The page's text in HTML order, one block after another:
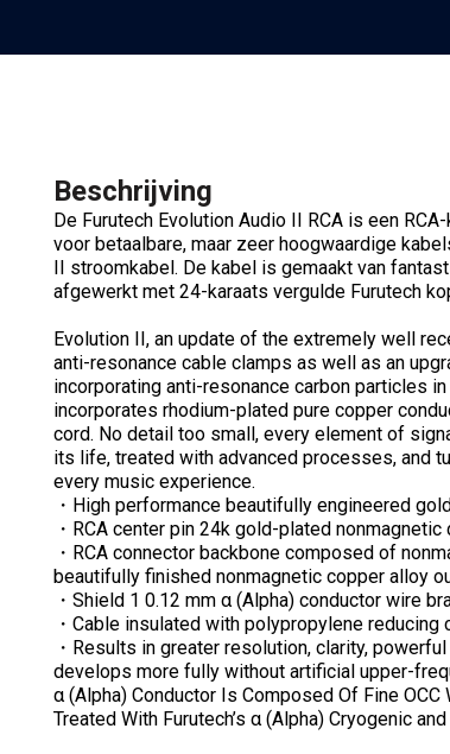
Beschrijving
De Furutech Evolution Audio II RCA is een
voor betaalbare, maar zeer hoogwaardige
II stroomkabel. De kabel is gemaakt van
afgewerkt met 24-karaats vergulde Furutech
Evolution II, an update of the extremely well
anti-resonance cable clamps as well as an
incorporating anti-resonance carbon particles
incorporates rhodium-plated pure copper
cord. No detail too small, every element of
its life, treated with advanced processes, and
every music experience.
・High performance beautifully engineered
・RCA center pin 24k gold-plated
・RCA connector backbone composed of
beautifully finished nonmagnetic copper alloy
・Shield 1 0.12 mm α (Alpha) conductor wire
・Cable insulated with polypropylene
・Results in greater resolution, clarity,
develops more fully without artificial upper-
α (Alpha) Conductor Is Composed Of Fine OCC
Treated With Furutech’s α (Alpha) Cryogenic